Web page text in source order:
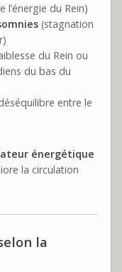
l’énergie du Rein)
(stagnation
du Rein ou
du bas du
entre le
énergétique
la circulation
la